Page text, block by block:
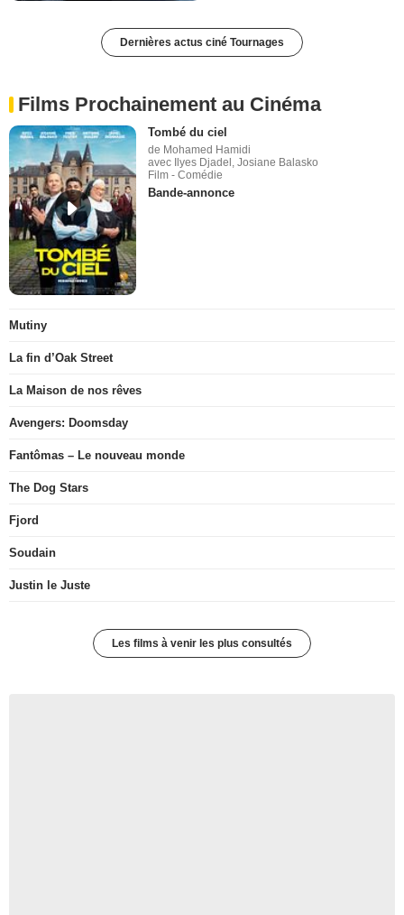
Dernières actus ciné Tournages
Films Prochainement au Cinéma
Tombé du ciel
de Mohamed Hamidi
avec Ilyes Djadel, Josiane Balasko
Film - Comédie
Bande-annonce
Mutiny
La fin d’Oak Street
La Maison de nos rêves
Avengers: Doomsday
Fantômas – Le nouveau monde
The Dog Stars
Fjord
Soudain
Justin le Juste
Les films à venir les plus consultés